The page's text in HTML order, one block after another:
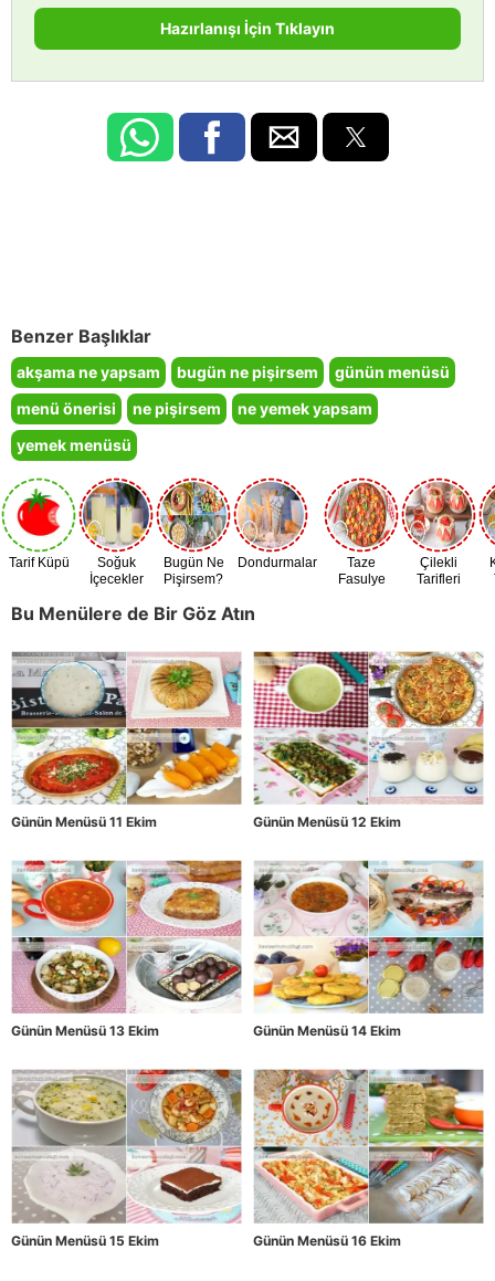
Hazırlanışı İçin Tıklayın
Benzer Başlıklar
akşama ne yapsam bugün ne pişirsem
günün menüsü
menü önerisi
ne pişirsem
ne yemek yapsam
yemek menüsü
Tarif Küpü
Soğuk
İçecekler
Bugün Ne
Pişirsem?
Dondurmalar
Taze
Fasulye
Çilekli
Tarifleri
Bu Menülere de Bir Göz Atın
Günün Menüsü 11 Ekim Günün Menüsü 12 Ekim
Günün Menüsü 13 Ekim Günün Menüsü 14 Ekim
Günün Menüsü 15 Ekim Günün Menüsü 16 Ekim